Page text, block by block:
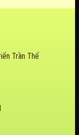
Trần Thế